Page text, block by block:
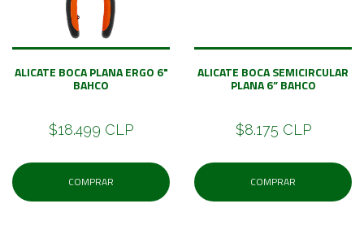
ALICATE BOCA PLANA ERGO 6"
BAHCO
$18.499 CLP
COMPRAR
ALICATE BOCA SEMICIRCULAR
PLANA 6” BAHCO
$8.175 CLP
COMPRAR